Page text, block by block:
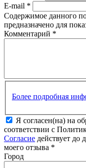
E-mail *
Содержимое данного
предназначено для
Комментарий *
Более подробная
Я согласен(на) на
соответствии с
Согласие действует до
моего отзыва *
Город